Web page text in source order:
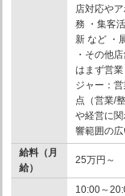
店対応や
務 ・集客
新 など ・
・その他
はまず営
ジャー：
点（営業/
や経営に
響範囲の広
給料（月
給）
25万円～
10:00～